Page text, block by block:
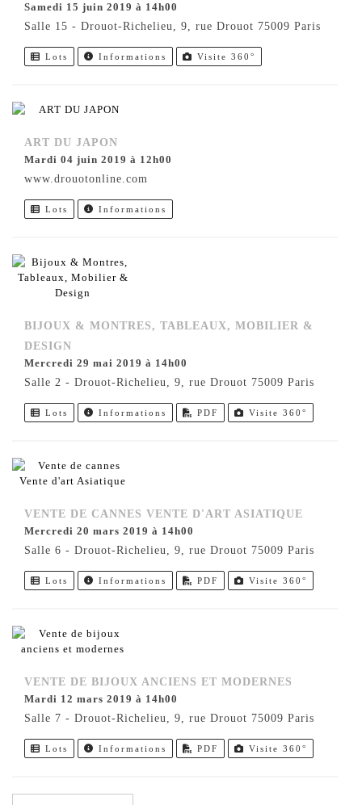
samedi 15 juin 2019 à 14h00
Salle 15 - Drouot-Richelieu, 9, rue Drouot 75009 Paris
Lots Informations Visite 360°
ART DU JAPON
mardi 04 juin 2019 à 12h00
www.drouotonline.com
Lots Informations
BIJOUX & MONTRES, TABLEAUX, MOBILIER &
DESIGN
mercredi 29 mai 2019 à 14h00
Salle 2 - Drouot-Richelieu, 9, rue Drouot 75009 Paris
Lots Informations PDF Visite 360°
VENTE DE CANNES VENTE D'ART ASIATIQUE
mercredi 20 mars 2019 à 14h00
Salle 6 - Drouot-Richelieu, 9, rue Drouot 75009 Paris
Lots Informations PDF Visite 360°
VENTE DE BIJOUX ANCIENS ET MODERNES
mardi 12 mars 2019 à 14h00
Salle 7 - Drouot-Richelieu, 9, rue Drouot 75009 Paris
Lots Informations PDF Visite 360°